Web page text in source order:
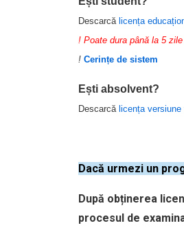
Descarcă licența
! Poate dura până la 5
! Cerințe de sistem
Ești absolvent?
Descarcă licența
Dacă urmezi un
După obținerea
procesul de